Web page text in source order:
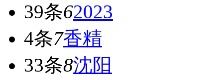
39条62023
4条7香精
33条8沈阳